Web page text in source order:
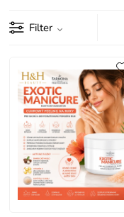
Filter